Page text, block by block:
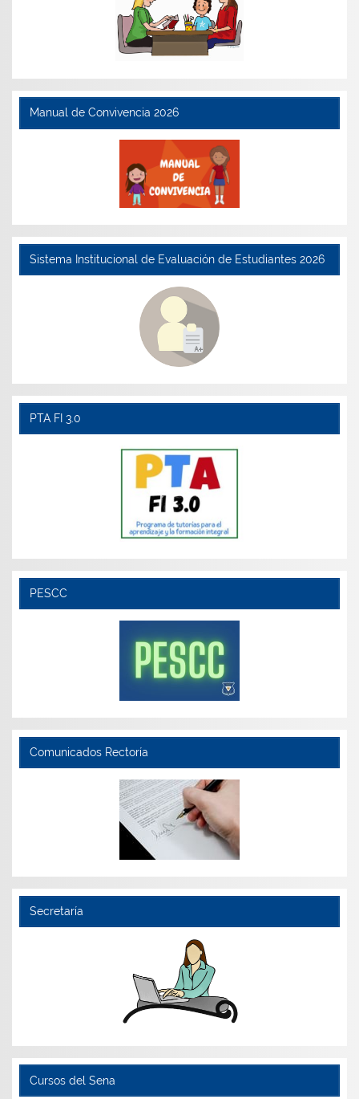
Manual de Convivencia 2026
Sistema Institucional de Evaluación de Estudiantes 2026
PTA FI 3.0
PESCC
Comunicados Rectoría
Secretaría
Cursos del Sena